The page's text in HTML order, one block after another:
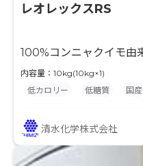
レオレックスRS
100%コンニャクイモ由
内容量：10kg(10kg×1)
低カロリー
低糖質 国産
清水化学株式会社